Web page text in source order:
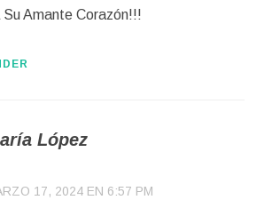
Amante Corazón!!!
López
17, 2024 EN 6:57 PM